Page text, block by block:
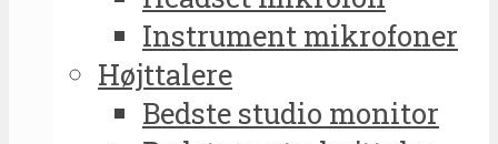
Instrument mikrofoner
Højttalere
Bedste studio monitor